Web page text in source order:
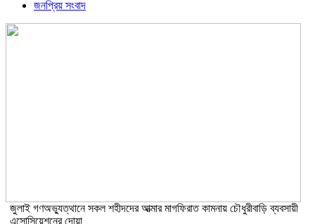
জনপ্রিয় সংবাদ
জুলাই গণঅভ্যুত্থানে সকল শহীদদের আত্মার মাগফিরাত কামনায় চৌধুরীবাড়ি ব্যবসায়ী
এসোসিয়েশনের দোয়া